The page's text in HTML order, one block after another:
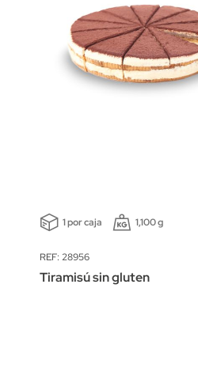
1 por caja 1,100 g
REF: 28956
Tiramisú sin gluten